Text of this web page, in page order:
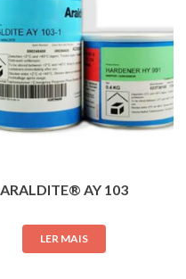
ARALDITE® AY 103
LER MAIS